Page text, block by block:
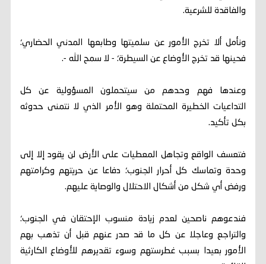
والفاقدة للشرعية.
ونأمل ألا تخرج الأمور عن سلميتها وطابعها المدني الحضاري؛
فحينها قد تخرج الأوضاع عن السيطرة؛ - لا سمح الله -.
وعندها فهم وحدهم من سيتحملون المسؤولية عن كل
التداعيات الخطيرة المحتملة وهو الأمر الذي لا نتمنى حدوثه
بكل تأكيد.
فتعسف الواقع وتجاهل المعطيات على الأرض لن يقود إلا إلى
وحدة وتماسك كل أحرار الجنوب؛ دفاعا عن حريتهم وكرامتهم
ورفض أي شكل من أشكال الاحتلال والوصاية عليهم.
فندعوهم ناصحين لعدم زيادة منسوب الإحتقان في الجنوب؛
والتراجع وعاجلا عن كل ما قد صدر عنهم قبل أن تذهب بهم
الأمور بعيدا بسبب غطرستهم وسوء تقديرهم للأوضاع الكارثية